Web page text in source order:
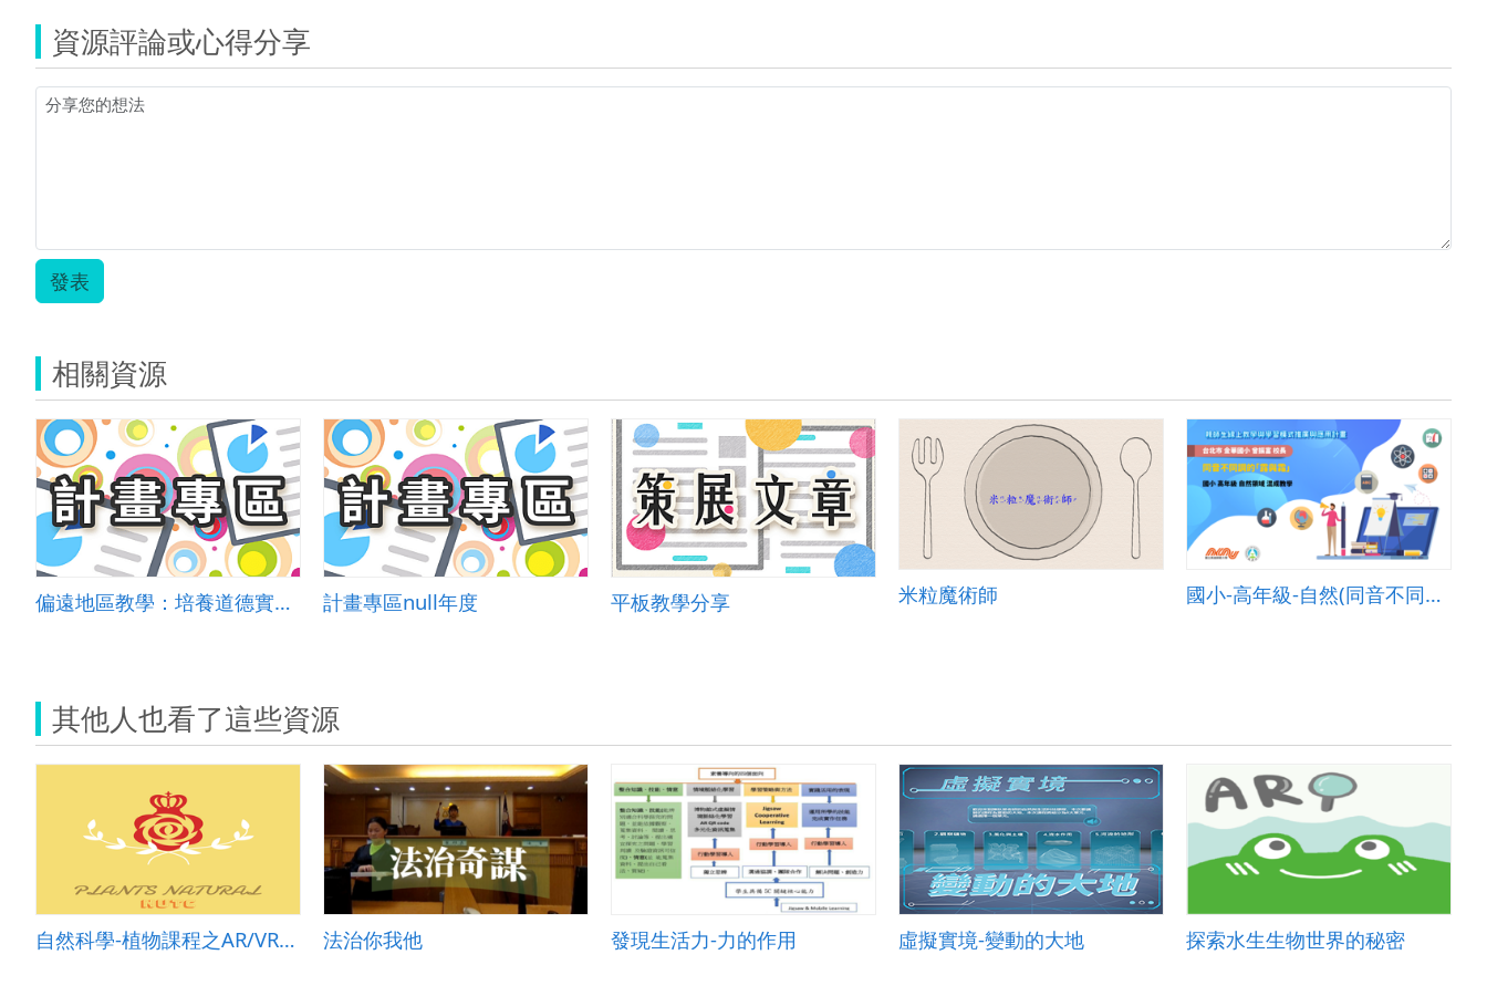
習
應
然
李
官
珉.zip
行
星.jpg
資源評論或心得分享
發表
相關資源
偏遠地區教學：培養道德實踐與公民意識素養 計畫專區null年度 平板教學分享 米粒魔術師 國小-高年級-自然(同音不同調的「露與霜」)-B-混成教學-台北市金華國小-曾振富校長
其他人也看了這些資源
自然科學-植物課程之AR/VR教材開發 法治你我他 發現生活力-力的作用 虛擬實境-變動的大地 探索水生生物世界的秘密